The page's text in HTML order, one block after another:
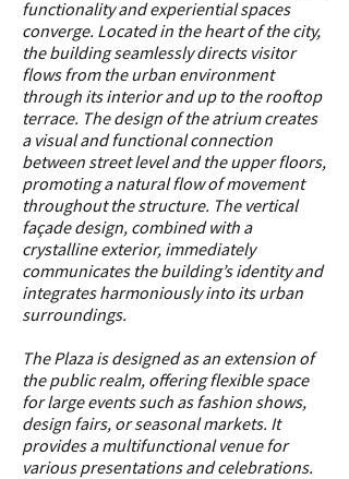
functionality and experiential spaces
converge. Located in the heart of the city,
the building seamlessly directs visitor
flows from the urban environment
through its interior and up to the rooftop
terrace. The design of the atrium creates
a visual and functional connection
between street level and the upper floors,
promoting a natural flow of movement
throughout the structure. The vertical
façade design, combined with a
crystalline exterior, immediately
communicates the building’s identity and
integrates harmoniously into its urban
surroundings.
The Plaza is designed as an extension of
the public realm, offering flexible space
for large events such as fashion shows,
design fairs, or seasonal markets. It
provides a multifunctional venue for
various presentations and celebrations.